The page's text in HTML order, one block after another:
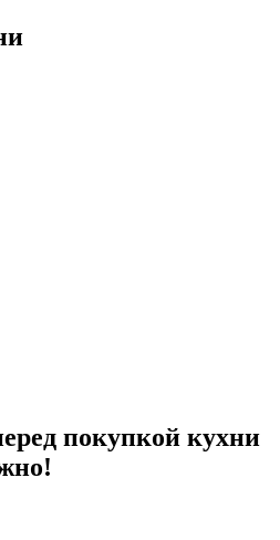
покупкой кухни